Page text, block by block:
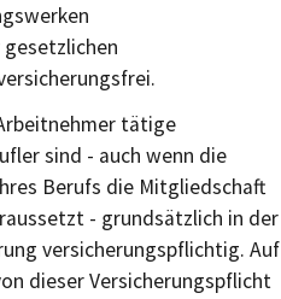
tätige
sind - auch wenn die
Berufs die Mitgliedschaft
- grundsätzlich in der
versicherungspflichtig. Auf
dieser Versicherungspflicht